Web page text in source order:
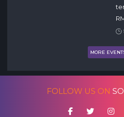
MORE
FOLLOW US ON